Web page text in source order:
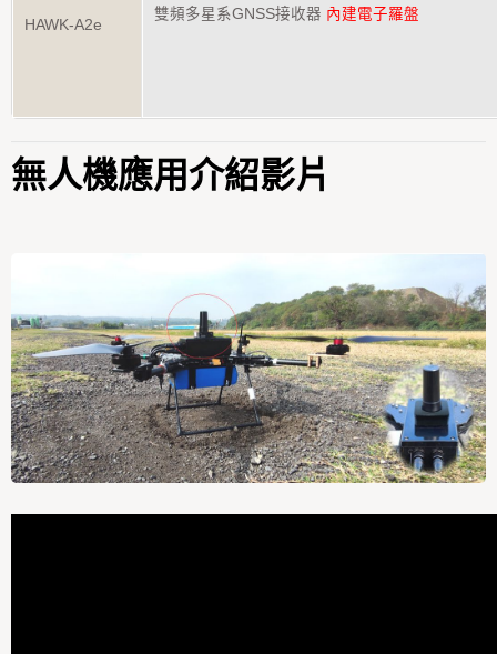
HAWK-A2e
雙頻多星系GNSS接收器 內建電子羅盤
無人機應用介紹影片